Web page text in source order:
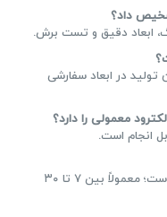
داد؟
ابعاد دقیق و تست برش.
تولید در ابعاد سفارشی
معمولی را دارد؟
انجام است.
وزن آن وابسته به ضخامت و ابعاد است؛ معمولاً بین ۷ تا ۳۰